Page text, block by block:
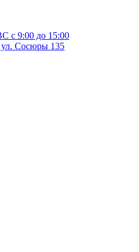
с 9:00 до 15:00
Сосюры 135